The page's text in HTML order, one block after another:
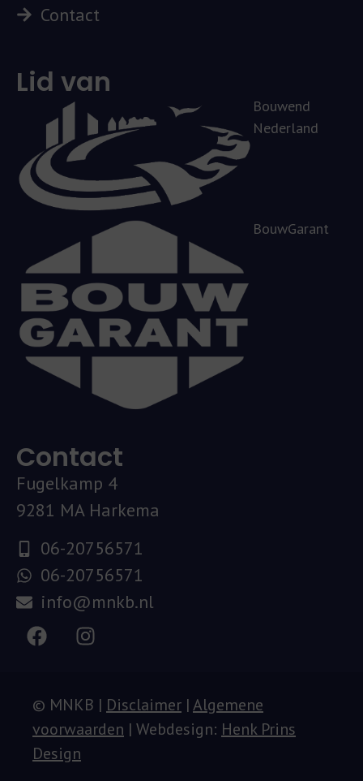
Contact
Lid van
Bouwend
Nederland
BouwGarant
Contact
Fugelkamp 4
9281 MA Harkema
06-20756571
06-20756571
info@mnkb.nl
© MNKB | Disclaimer |Algemene
voorwaarden | Webdesign: Henk Prins
Design